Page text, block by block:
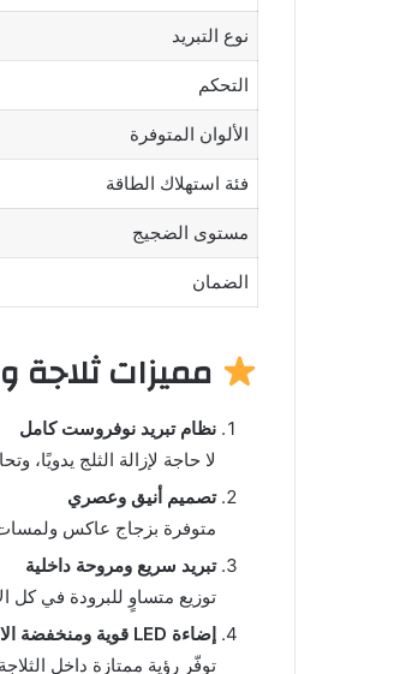
نوع التبريد
التحكم
الألوان المتوفرة
فئة استهلاك الطاقة
مستوى الضجيج
الضمان
مميزات ثلاجة
نظام تبريد نوفروست كامل
لا حاجة لإزالة الثلج يدويًا،
تصميم أنيق وعصري
متوفرة بزجاج عاكس
تبريد سريع ومروحة داخلية
توزيع متساوٍ للبرودة في كل
إضاءة LED قوية ومنخفضة الاستهلاك
توفّر رؤية ممتازة داخل